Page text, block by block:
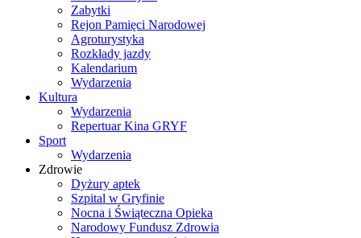
Zabytki
Rejon Pamięci Narodowej
Agroturystyka
Rozkłady jazdy
Kalendarium
Wydarzenia
Kultura
Wydarzenia
Repertuar Kina GRYF
Sport
Wydarzenia
Zdrowie
Dyżury aptek
Szpital w Gryfinie
Nocna i Świąteczna Opieka
Narodowy Fundusz Zdrowia